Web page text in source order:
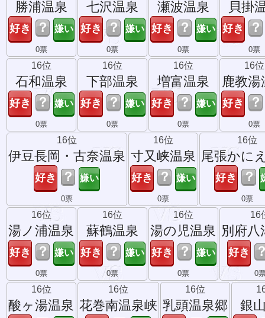
勝浦温泉
？
0票
七沢温泉
？
0票
瀬波温泉
？
0票
貝掛
？
0票
16位
石和温泉
？
0票
16位
下部温泉
？
0票
16位
増富温泉
？
0票
16位
鹿教湯
？
0票
16位
伊豆長岡・古奈温泉
？
0票
16位
寸又峡温泉
？
0票
16位
尾張かに
？
0票
16位
湯ノ浦温泉
？
0票
16位
蘇鶴温泉
？
0票
16位
湯の児温泉
？
0票
16
別府八
0
16位
酸ヶ湯温泉
16位
花巻南温泉峡
16位
乳頭温泉郷
銀